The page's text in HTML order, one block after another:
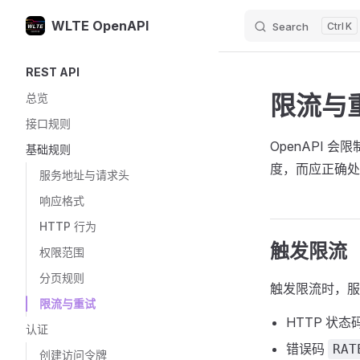
Skip to content
WLTE OpenAPI Search K
REST API
总览
接口规则
基础规则
服务地址与请求头
响应格式
HTTP 行为
权限范围
分页规则
限流与重试
认证
创建访问令牌
限流与
OpenAPI 会限
度，而应正确
触发限流
触发限流时，
HTTP 状态
错误码